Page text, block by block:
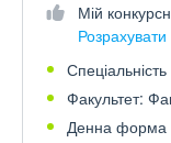
Мій
Розрахувати
Факультет:
Денна форма